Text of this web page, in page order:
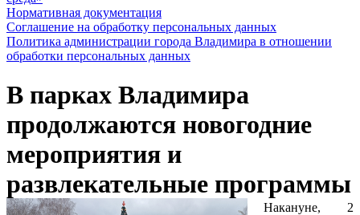
Нормативная документация
Соглашение на обработку персональных данных
Политика администрации города Владимира в отношении
обработки персональных данных
В парках Владимира
продолжаются новогодние
мероприятия и
развлекательные программы
Накануне, 2